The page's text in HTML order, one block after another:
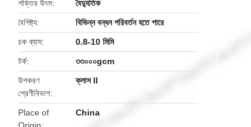
শক্তির উৎস
বৈদ্যুতিক
বৈশিষ্ট্য
বিভিন্ন বন্ধন পরিবর্তন হতে পারে
চক ব্যাস
0.8-10 মিমি
টর্ক
৩৩০০০gcm
উপকরণ
শ্রেণীবিভাগ
ক্লাস II
Place of
China